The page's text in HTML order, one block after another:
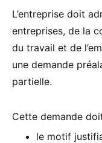
L’entreprise doit
entreprises, de la
du travail et de
une demande
partielle.
Cette demande
le motif